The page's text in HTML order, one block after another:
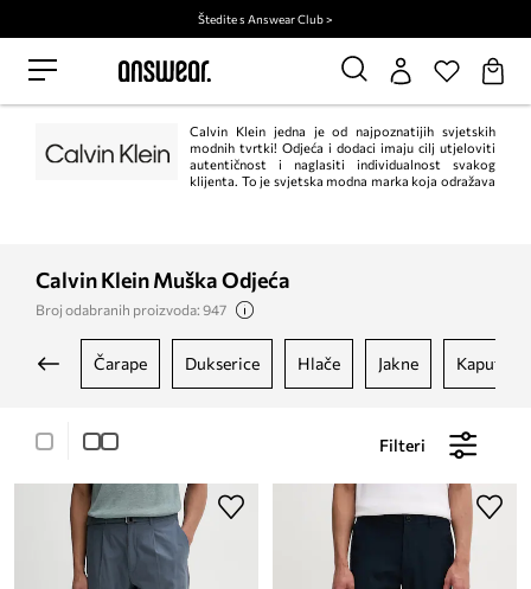
Štedite s Answear Club >
Calvin Klein jedna je od najpoznatijih svjetskih
modnih tvrtki! Odjeća i dodaci imaju cilj utjeloviti
autentičnost i naglasiti individualnost svakog
klijenta. To je svjetska modna marka koja odražava
Calvin Klein Muška Odjeća
Broj odabranih proizvoda: 947
čarape dukserice hlače jakne kaputi
Filteri